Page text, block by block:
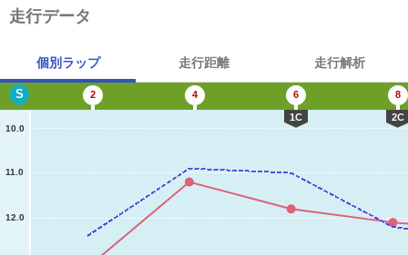
走行データ
個別ラップ 走行距離 走行解析
10.0
11.0
12.0
S 2 4 6
1C
8
2C